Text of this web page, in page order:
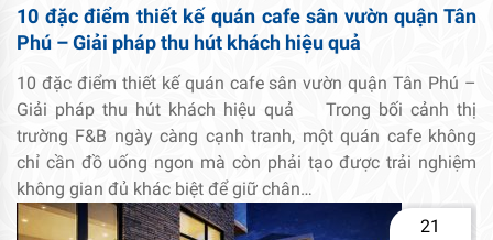
10 đặc điểm thiết kế quán cafe sân vườn quận Tân
Phú – Giải pháp thu hút khách hiệu quả
10 đặc điểm thiết kế quán cafe sân vườn quận Tân Phú –
Giải pháp thu hút khách hiệu quả Trong bối cảnh thị
trường F&B ngày càng cạnh tranh, một quán cafe không
chỉ cần đồ uống ngon mà còn phải tạo được trải nghiệm
không gian đủ khác biệt để giữ chân…
21